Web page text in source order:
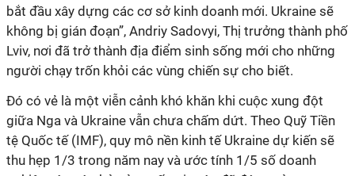
bắt đầu xây dựng các cơ sở kinh doanh mới. Ukraine sẽ
không bị gián đoạn”, Andriy Sadovyi, Thị trưởng thành phố
Lviv, nơi đã trở thành địa điểm sinh sống mới cho những
người chạy trốn khỏi các vùng chiến sự cho biết.
Đó có vẻ là một viễn cảnh khó khăn khi cuộc xung đột
giữa Nga và Ukraine vẫn chưa chấm dứt. Theo Quỹ Tiền
tệ Quốc tế (IMF), quy mô nền kinh tế Ukraine dự kiến ​​sẽ
thu hẹp 1/3 trong năm nay và ước tính 1/5 số doanh